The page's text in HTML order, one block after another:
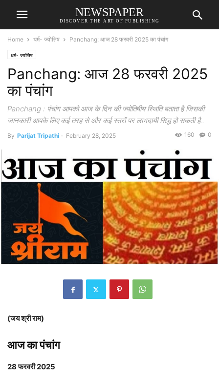
NEWSPAPER
DISCOVER THE ART OF PUBLISHING
Home धर्म- ज्योतिष Panchang: आज 28 फरवरी 2025 का पंचांग
धर्म- ज्योतिष
Panchang: आज 28 फरवरी 2025
का पंचांग
Panchang : पंचांग आपको आज के दिन की ज्योतिषीय स्थिति बताता है जिसकी
जानकारी आपके लिए कई तरह से और कई स्तरों पर लाभदायी सिद्ध हो सकती है..
By Parijat Tripathi - February 28, 2025 0
160
(जय श्री राम)
आज का पंचांग
28 फरवरी 2025